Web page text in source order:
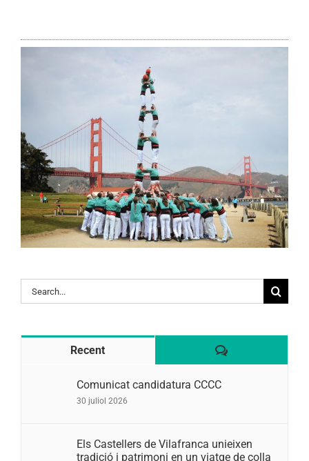
Search
for:
Recent Comentaris
Comunicat candidatura CCCC
30 juliol 2026
Els Castellers de Vilafranca unieixen
tradició i patrimoni en un viatge de colla